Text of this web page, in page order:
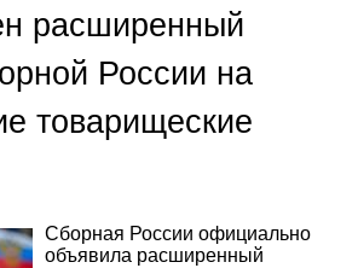
расширенный
России на
товарищеские
Сборная России официально
объявила расширенный